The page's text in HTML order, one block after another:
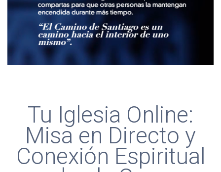
Tu Iglesia Online:
Misa en Directo y
Conexión Espiritual